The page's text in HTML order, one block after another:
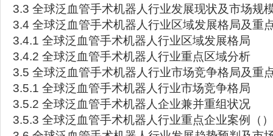
3.3 全球泛血管手术机器人行业发展现状及市场规
3.4 全球泛血管手术机器人行业区域发展格局及重
3.4.1 全球泛血管手术机器人行业区域发展格局
3.4.2 全球泛血管手术机器人行业重点区域分析
3.5 全球泛血管手术机器人行业市场竞争格局及重
3.5.1 全球泛血管手术机器人行业市场竞争格局
3.5.2 全球泛血管手术机器人企业兼并重组状况
3.5.3 全球泛血管手术机器人行业重点企业案例（）